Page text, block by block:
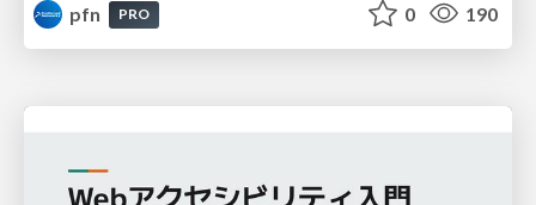
pfn
PRO 0 190